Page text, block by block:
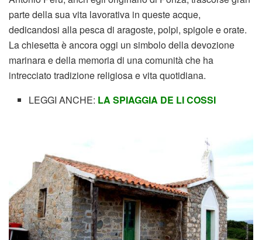
parte della sua vita lavorativa in queste acque,
dedicandosi alla pesca di aragoste, polpi, spigole e orate.
La chiesetta è ancora oggi un simbolo della devozione
marinara e della memoria di una comunità che ha
intrecciato tradizione religiosa e vita quotidiana.
LEGGI ANCHE: LA SPIAGGIA DE LI COSSI